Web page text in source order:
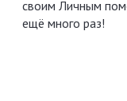
своим Личным
ещё много раз!